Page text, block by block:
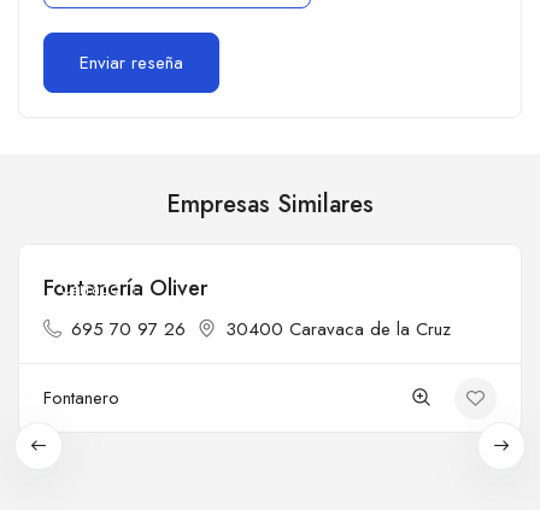
Empresas Similares
Cerrado
Fontanería Oliver
695 70 97 26 30400 Caravaca de la Cruz
Fontanero